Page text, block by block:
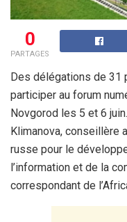
0
PARTAGES
Des délégations de 31
participer au forum
Novgorod les 5 et 6
Klimanova, conseillère
russe pour le
l’information et de la
correspondant de